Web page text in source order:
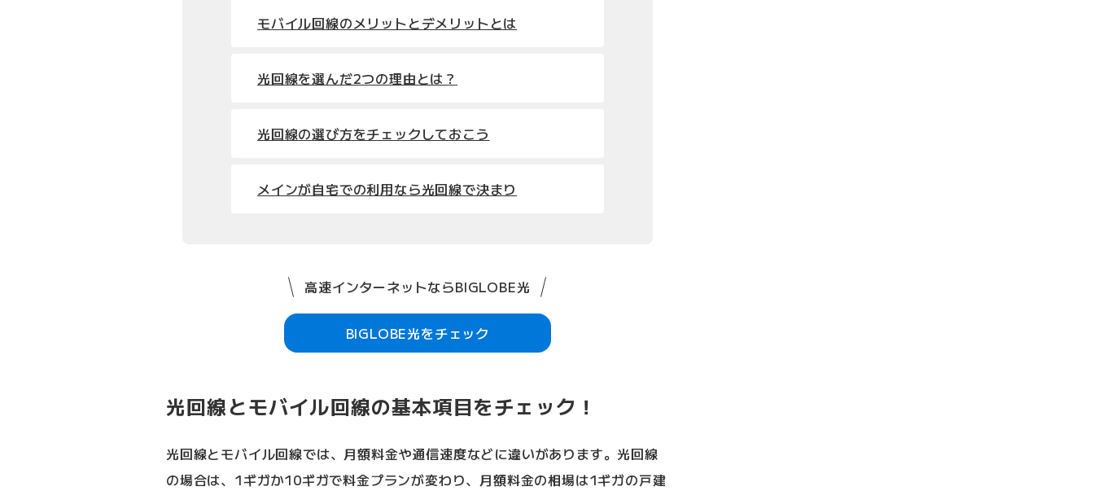
モバイル回線のメリットとデメリットとは
光回線を選んだ2つの理由とは？
光回線の選び方をチェックしておこう
メインが自宅での利用なら光回線で決まり
高速インターネットならBIGLOBE光
BIGLOBE光をチェック
光回線とモバイル回線の基本項目をチェック！
光回線とモバイル回線では、月額料金や通信速度などに違いがあります。光回線
の場合は、1ギガか10ギガで料金プランが変わり、月額料金の相場は1ギガの戸建